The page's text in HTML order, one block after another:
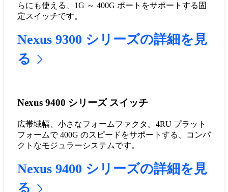
らにも使える、1G ～ 400G ポートをサポートする固
定スイッチです。
Nexus 9300 シリーズの詳細を見
る
Nexus 9400 シリーズ スイッチ
広帯域幅、小さなフォームファクタ。4RU プラット
フォームで 400G のスピードをサポートする、コンパ
クトなモジュラーシステムです。
Nexus 9400 シリーズの詳細を見
る